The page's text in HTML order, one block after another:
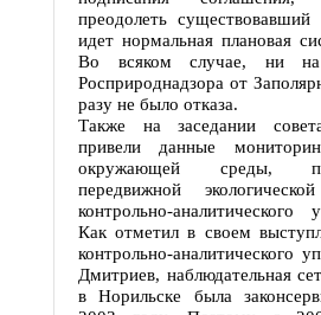
преодолеть
идет нормальная плановая
Во всяком случае, ни
Росприроднадзора от
разу не было отказа.
Также на заседании
привели данные
окружающей среды,
передвижной
контрольно-
Как отметил в своем
контрольно-аналитического
Дмитриев, наблюдательная
в Норильске была